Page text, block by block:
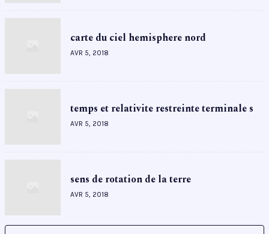
carte du ciel hemisphere nord
AVR 5, 2018
temps et relativite restreinte terminale s
AVR 5, 2018
sens de rotation de la terre
AVR 5, 2018